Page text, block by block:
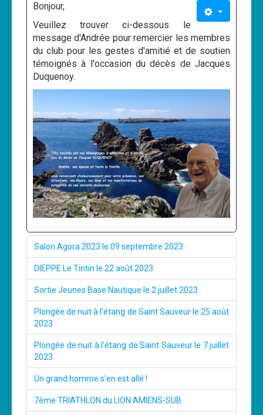
Bonjour,
Veuillez trouver ci-dessous le
message d'Andrée pour remercier les membres
du club pour les gestes d'amitié et de soutien
témoignés à l'occasion du décès de Jacques
Duquenoy.
Salon Agora 2023 le 09 septembre 2023
DIEPPE Le Tintin le 22 août 2023
Sortie Jeunes Base Nautique le 2 juillet 2023
Plongée de nuit à l’étang de Saint Sauveur le 25 août
2023
Plongée de nuit à l’étang de Saint Sauveur le 7 juillet
2023
Un grand homme s’en est allé !
7ème TRIATHLON du LION AMIENS-SUB